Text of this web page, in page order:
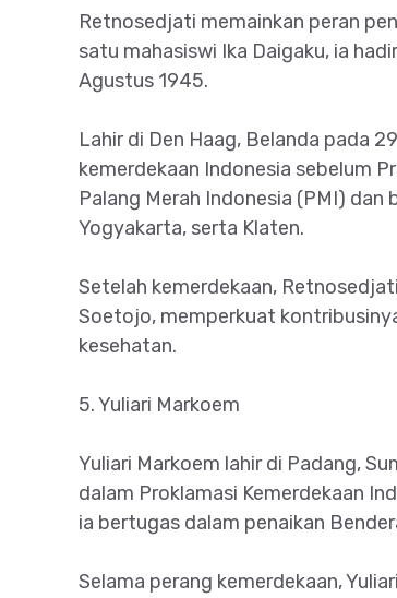
Retnosedjati memainkan peran
satu mahasiswi Ika Daigaku, ia
Agustus 1945.
Lahir di Den Haag, Belanda pada
kemerdekaan Indonesia sebelum
Palang Merah Indonesia (PMI)
Yogyakarta, serta Klaten.
Setelah kemerdekaan,
Soetojo, memperkuat
kesehatan.
5. Yuliari Markoem
Yuliari Markoem lahir di Padang,
dalam Proklamasi Kemerdekaan
ia bertugas dalam penaikan
Selama perang kemerdekaan,